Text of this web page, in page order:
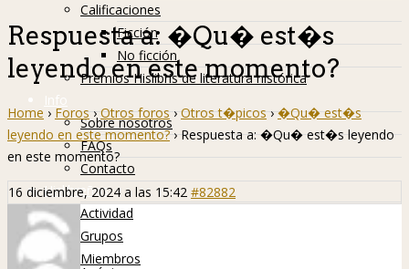
Calificaciones
Ficción
No ficción
Premios Hislibris de literatura histórica
Info
Sobre nosotros
FAQs
Contacto
Hislibreños
Actividad
Grupos
Miembros
Respuesta a: �Qu� est�s
leyendo en este momento?
Home › Foros › Otros foros › Otros t�picos › �Qu� est�s
leyendo en este momento? › Respuesta a: �Qu� est�s leyendo
en este momento?
16 diciembre, 2024 a las 15:42 #82882